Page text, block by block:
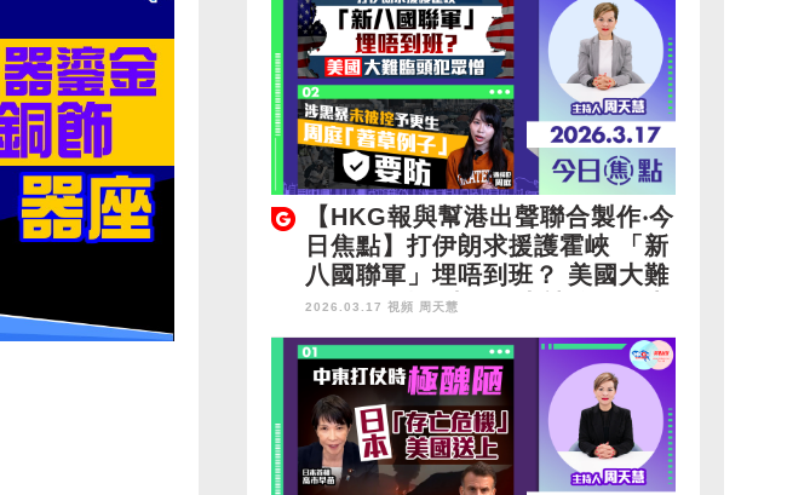
【HKG報與幫港出聲聯合製作‧今
日焦點】打伊朗求援護霍峽 「新
八國聯軍」埋唔到班？ 美國大難
臨頭犯眾憎 涉黑暴未被控予更生
周庭「著草例子」要防
2026.03.17 視頻 周天慧